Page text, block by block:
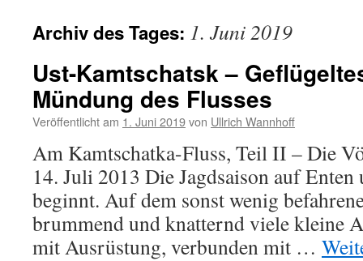
Archiv des Tages: 1. Juni 2019
Ust-Kamtschatsk –
Mündung des Flusses
Veröffentlicht am 1. Juni 2019von Ullrich Wannhoff
Am Kamtschatka-Fluss, Teil II – Die
14. Juli 2013 Die Jagdsaison auf Enten
beginnt. Auf dem sonst wenig
brummend und knatternd viele kleine
mit Ausrüstung, verbunden mit …